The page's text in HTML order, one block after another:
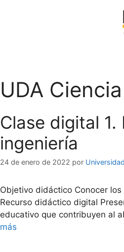
UDA
Clase digital
ingeniería
24 de enero de 2022 por
Objetivo didáctico Conocer
Recurso didáctico digital
educativo que contribuyen al
más